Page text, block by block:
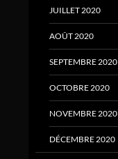
JUILLET 2020
AOÛT 2020
SEPTEMBRE 2020
OCTOBRE 2020
NOVEMBRE 2020
DÉCEMBRE 2020